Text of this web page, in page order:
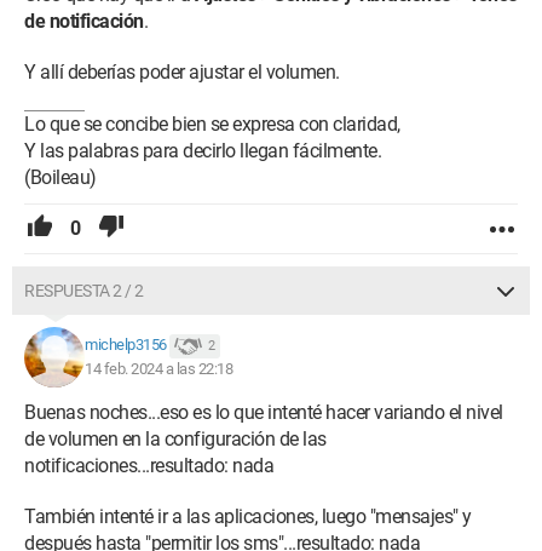
de notificación.
Y allí deberías poder ajustar el volumen.
Lo que se concibe bien se expresa con claridad,
Y las palabras para decirlo llegan fácilmente.
(Boileau)
0
RESPUESTA 2 / 2
michelp3156 2
14 feb. 2024 a las 22:18
Buenas noches...eso es lo que intenté hacer variando el nivel
de volumen en la configuración de las
notificaciones...resultado: nada
También intenté ir a las aplicaciones, luego "mensajes" y
después hasta "permitir los sms"...resultado: nada